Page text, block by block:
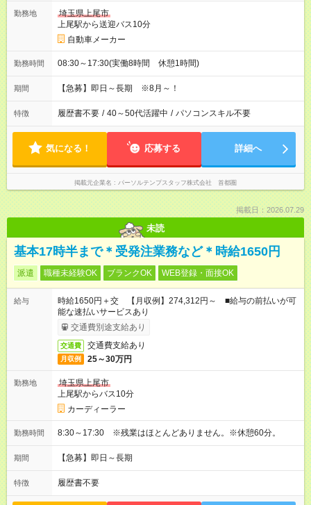
勤務地
埼玉県上尾市
上尾駅から送迎バス10分
自動車メーカー
勤務時間 08:30～17:30(実働8時間 休憩1時間)
期間 【急募】即日～長期 ※8月～！
特徴 履歴書不要 / 40～50代活躍中 / パソコンスキル不要
気になる！ 応募する 詳細へ
掲載元企業名 パーソルテンプスタッフ株式会社 首都圏
掲載日：2026.07.29
未読
基本17時半まで＊受発注業務など＊時給1650円
派遣 職種未経験OK ブランクOK WEB登録・面接OK
給与
時給1650円＋交 【月収例】274,312円～ ■給与の前払いが可
能な速払いサービスあり
交通費別途支給あり
交通費 交通費支給あり
月収例 25～30万円
勤務地
埼玉県上尾市
上尾駅からバス10分
カーディーラー
勤務時間 8:30～17:30 ※残業はほとんどありません。※休憩60分。
期間 【急募】即日～長期
特徴 履歴書不要